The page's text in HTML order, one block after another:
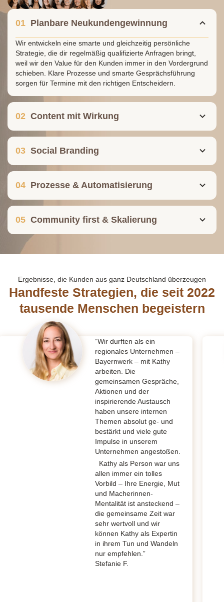
01 Planbare Neukundengewinnung
Wir entwickeln eine smarte und gleichzeitig persönliche
Strategie, die dir regelmäßig qualifizierte Anfragen bringt,
weil wir den Value für den Kunden immer in den Vordergrund
schieben. Klare Prozesse und smarte Gesprächsführung
sorgen für Termine mit den richtigen Entscheidern.
02 Content mit Wirkung
03 Social Branding
04 Prozesse & Automatisierung
05 Community first & Skalierung
Ergebnisse, die Kunden aus ganz Deutschland überzeugen
Handfeste Strategien, die seit 2022
tausende Menschen begeistern
“Wir durften als ein
regionales Unternehmen –
Bayernwerk – mit Kathy
arbeiten. Die
gemeinsamen Gespräche,
Aktionen und der
inspirierende Austausch
haben unsere internen
Themen absolut ge- und
bestärkt und viele gute
Impulse in unserem
Unternehmen angestoßen.
Kathy als Person war uns
allen immer ein tolles
Vorbild – Ihre Energie, Mut
und Macherinnen-
Mentalität ist ansteckend –
die gemeinsame Zeit war
sehr wertvoll und wir
können Kathy als Expertin
in ihrem Tun und Wandeln
nur empfehlen.”
Stefanie F.